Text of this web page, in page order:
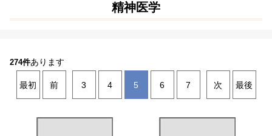
精神医学
274件あります
最初 前 3 4 5 6 7 次 最後